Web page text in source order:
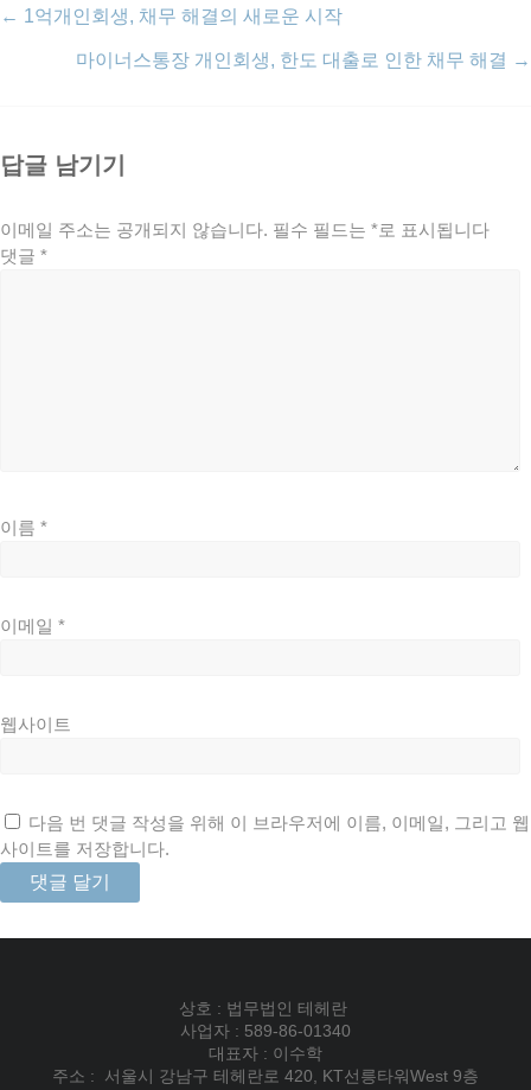
← 1억개인회생, 채무 해결의 새로운 시작
마이너스통장 개인회생, 한도 대출로 인한 채무 해결 →
답글 남기기
이메일 주소는 공개되지 않습니다. 필수 필드는 *로 표시됩니다
댓글 *
이름 *
이메일 *
웹사이트
다음 번 댓글 작성을 위해 이 브라우저에 이름, 이메일, 그리고 웹
사이트를 저장합니다.
상호 : 법무법인 테헤란
사업자 : 589-86-01340
대표자 : 이수학
주소 : 서울시 강남구 테헤란로 420, KT선릉타워West 9층